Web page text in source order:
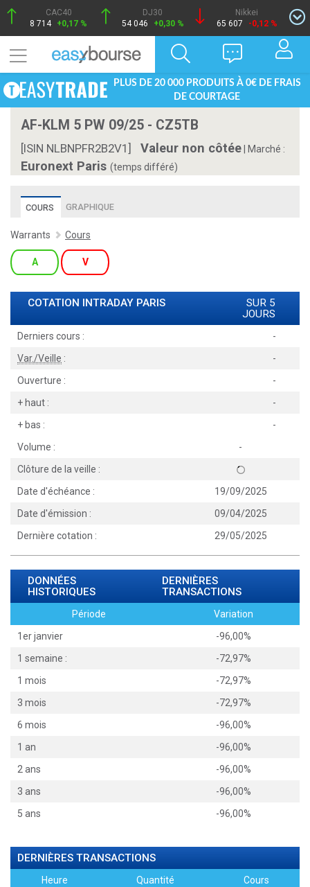
CAC40
8 714 +0,17 %
DJ30
54 046
+0,30 %
Nikkei
65 607
-0,12 %
PLUS DE 20 000 PRODUITS À 0€ DE FRAIS
DE COURTAGE
AF-KLM 5 PW 09/25 - CZ5TB
[ISIN NLBNPFR2B2V1] Valeur non côtée Marché :
Euronext Paris (temps différé)
COURS GRAPHIQUE
Warrants Cours
A V
COTATION INTRADAY PARIS
SUR 5
JOURS
Derniers cours :
-
Var./Veille :
-
Ouverture :
-
+ haut :
-
+ bas :
-
Volume :
-
Clôture de la veille :
Date d'échéance :
19/09/2025
Date d'émission :
09/04/2025
Dernière cotation :
29/05/2025
DONNÉES
HISTORIQUES
DERNIÈRES
TRANSACTIONS
Période
Variation
1er janvier
-96,00%
1 semaine :
-72,97%
1 mois
-72,97%
3 mois
-72,97%
6 mois
-96,00%
1 an
-96,00%
2 ans
-96,00%
3 ans
-96,00%
5 ans
-96,00%
DERNIÈRES TRANSACTIONS
Heure Quantité Cours